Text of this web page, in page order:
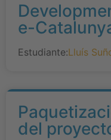
e-
Estudiante:Lluís
del